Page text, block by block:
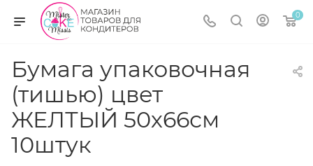
0
Бумага упаковочная
(тишью) цвет
ЖЕЛТЫЙ 50х66см
10штук